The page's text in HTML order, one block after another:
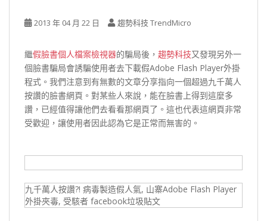
2013 年 04 月 22 日 趨勢科技 TrendMicro
繼假臉書個人檔案檢視器的騙局後， 趨勢科技又發現另外一
個臉書騙局會誘騙使用者去下載假Adobe Flash Player外掛
程式。我們注意到有無數的文章分享指向一個超過九千萬人
按讚的臉書網頁。對某些人來說，能在臉書上得到這麼多
讚，已經值得讓他們去看看那網頁了。這也代表這網頁非常
受歡迎，讓使用者因此認為它是正常而無害的。
九千萬人按讚?! 病毒製造假人氣, 山寨Adobe Flash Player
外掛夾毒, 受駭者 facebook垃圾貼文